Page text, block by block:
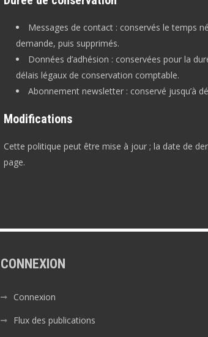
Messages de contact : conservés le temps
demande, puis supprimés.
Données d’adhésion : conservées pour la
délais légaux de conservation comptable.
Abonnement newsletter : conservé jusqu’à
Modifications
Cette politique peut être mise à jour ; la date de
page.
CONNEXION
Connexion
Flux des publications